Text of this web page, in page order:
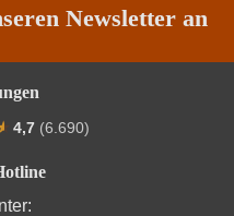
Newsletter an
4,7 (6.690)